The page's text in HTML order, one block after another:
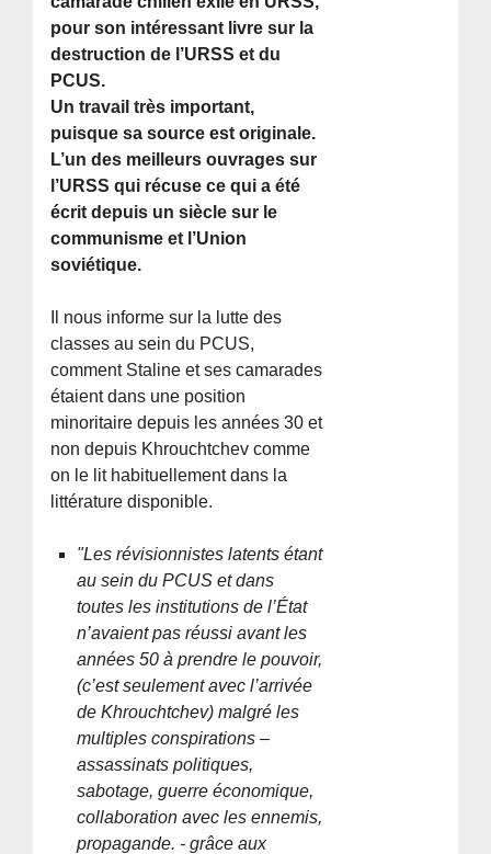
pour son intéressant livre sur la
destruction de l’URSS et du
PCUS.
Un travail très important,
puisque sa source est originale.
L’un des meilleurs ouvrages sur
l’URSS qui récuse ce qui a été
écrit depuis un siècle sur le
communisme et l’Union
soviétique.
Il nous informe sur la lutte des
classes au sein du PCUS,
comment Staline et ses camarades
étaient dans une position
minoritaire depuis les années 30 et
non depuis Khrouchtchev comme
on le lit habituellement dans la
littérature disponible.
"Les révisionnistes latents étant
au sein du PCUS et dans
toutes les institutions de l’État
n’avaient pas réussi avant les
années 50 à prendre le pouvoir,
(c’est seulement avec l’arrivée
de Khrouchtchev) malgré les
multiples conspirations –
assassinats politiques,
sabotage, guerre économique,
collaboration avec les ennemis,
propagande. - grâce aux